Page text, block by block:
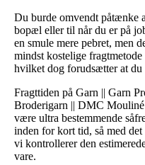
Du burde omvendt påtænke
bopæl eller til når du er på
en smule mere pebret, men
mindst kostelige
hvilket dog forudsætter at du
Fragttiden på Garn || Garn
Broderigarn || DMC
være ultra bestemmende
inden for kort tid, så med
vi kontrollerer den
vare.